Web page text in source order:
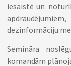
iesaistē un
dezinformāciju
Semināra
komandām